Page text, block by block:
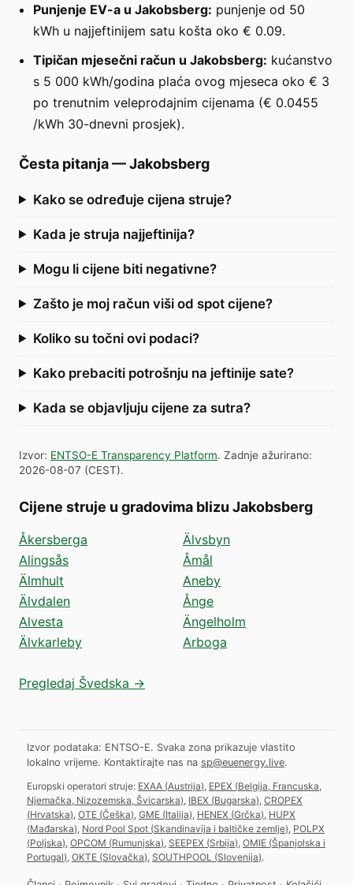
Punjenje EV-a u Jakobsberg: punjenje od 50
kWh u najjeftinijem satu košta oko € 0.09.
Tipičan mjesečni račun u Jakobsberg: kućanstvo
s 5 000 kWh/godina plaća ovog mjeseca oko € 3
po trenutnim veleprodajnim cijenama (€ 0.0455
/kWh 30-dnevni prosjek).
Česta pitanja—Jakobsberg
Kako se određuje cijena struje?
Kada je struja najjeftinija?
Mogu li cijene biti negativne?
Zašto je moj račun viši od spot cijene?
Koliko su točni ovi podaci?
Kako prebaciti potrošnju na jeftinije sate?
Kada se objavljuju cijene za sutra?
Izvor: ENTSO-E Transparency Platform. Zadnje ažurirano:
2026-08-07 (CEST).
Cijene struje u gradovima blizu Jakobsberg
Åkersberga
Alingsås
Älmhult
Älvdalen
Alvesta
Älvkarleby
Älvsbyn
Åmål
Aneby
Ånge
Ängelholm
Arboga
Pregledaj Švedska →
Izvor podataka: ENTSO-E. Svaka zona prikazuje vlastito
lokalno vrijeme. Kontaktirajte nas na sp@euenergy.live.
Europski operatori struje: EXAA (Austrija) EPEX (Belgija, Francuska,
Njemačka, Nizozemska, Švicarska) IBEX (Bugarska) CROPEX
(Hrvatska) OTE (Češka) GME (Italija) HENEX (Grčka) HUPX
(Mađarska) Nord Pool Spot (Skandinavija i baltičke zemlje) POLPX
(Poljska) OPCOM (Rumunjska) SEEPEX (Srbija) OMIE (Španjolska i
Portugal) OKTE (Slovačka) SOUTHPOOL (Slovenija).